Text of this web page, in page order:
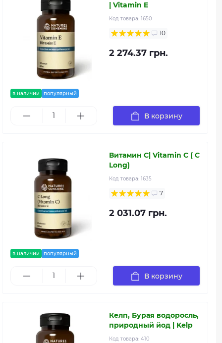
в наличии популярный
| Vitamin E
Код товара: 1650
10
2 274.37 грн.
В корзину
в наличии популярный
Витамин С| Vitamin C ( C
Long)
Код товара: 1635
7
2 031.07 грн.
В корзину
Келп, Бурая водоросль,
природный йод | Kelp
Код товара: 410